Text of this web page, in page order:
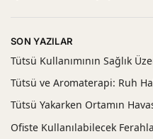
SON YAZILAR
Tütsü Kullanımının Sağlık
Tütsü ve Aromaterapi: Ruh
Tütsü Yakarken Ortamın
Ofiste Kullanılabilecek